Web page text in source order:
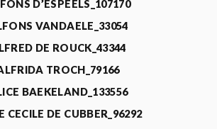
D’ESPEELS_107170
VANDAELE_33054
DE ROUCK_43344
TROCH_79166
BAEKELAND_133556
CECILE DE CUBBER_96292